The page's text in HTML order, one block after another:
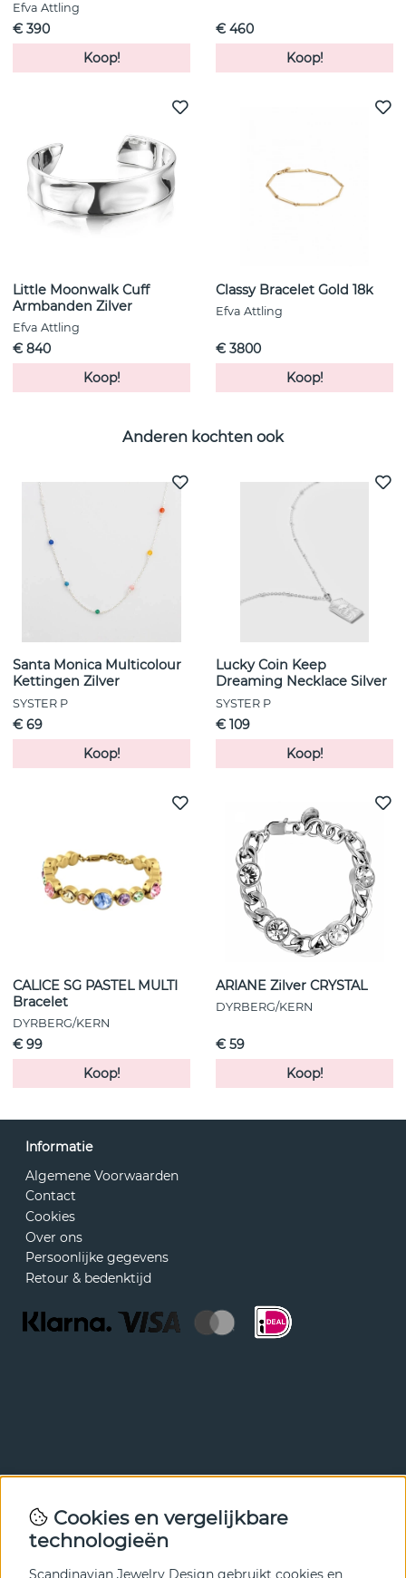
Efva Attling
€ 390
Koop!
€ 460
Koop!
Little Moonwalk Cuff
Armbanden Zilver
Efva Attling
€ 840
Koop!
Classy Bracelet Gold 18k
Efva Attling
€ 3800
Koop!
Anderen kochten ook
Santa Monica Multicolour
Kettingen Zilver
SYSTER P
€ 69
Koop!
Lucky Coin Keep
Dreaming Necklace Silver
SYSTER P
€ 109
Koop!
CALICE SG PASTEL MULTI
Bracelet
DYRBERG/KERN
€ 99
Koop!
ARIANE Zilver CRYSTAL
DYRBERG/KERN
€ 59
Koop!
Informatie
Algemene Voorwaarden
Contact
Cookies
Over ons
Persoonlijke gegevens
Retour & bedenktijd
Met onze nieuwsbrief ben je als eerste op de hoogte van
nieuws en aanbiedingen. Meld je hieronder aan.
Cookies en vergelijkbare
technologieën
Scandinavian Jewelry Design gebruikt cookies en